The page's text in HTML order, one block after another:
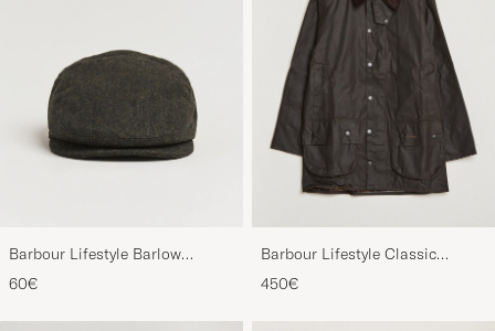
Barbour Lifestyle Barlow
Herringbone Cap Olive
60€
Barbour Lifestyle Classic
Beaufort Jacket Olive
450€